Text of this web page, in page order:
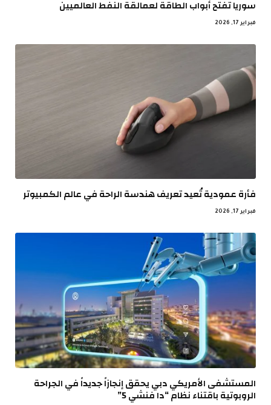
سوريا تفتح أبواب الطاقة لعمالقة النفط العالميين
فبراير 17, 2026
فأرة عمودية تُعيد تعريف هندسة الراحة في عالم الكمبيوتر
فبراير 17, 2026
المستشفى الأمريكي دبي يحقق إنجازاً جديداً في الجراحة
الروبوتية باقتناء نظام “دا فنشي 5”